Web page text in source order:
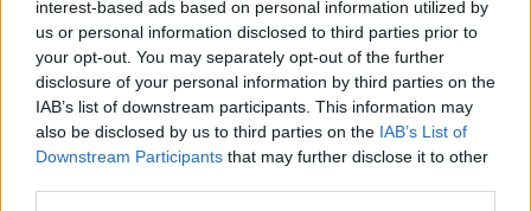
interest-based ads based on personal information utilized by
us or personal information disclosed to third parties prior to
your opt-out. You may separately opt-out of the further
disclosure of your personal information by third parties on the
IAB’s list of downstream participants. This information may
also be disclosed by us to third parties on the IAB’s List of
Downstream Participants that may further disclose it to other
29.10.2021 16:57
Σαραντοπούλου